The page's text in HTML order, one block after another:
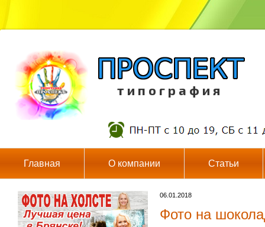
т и п о г р а ф и я
Главная О компании Статьи
06.01.2018
Фото на